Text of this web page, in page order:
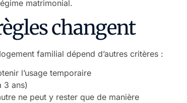
matrimonial.
changent
familial dépend d’autres critères :
l’usage temporaire
3 ans)
ne peut y rester que de manière